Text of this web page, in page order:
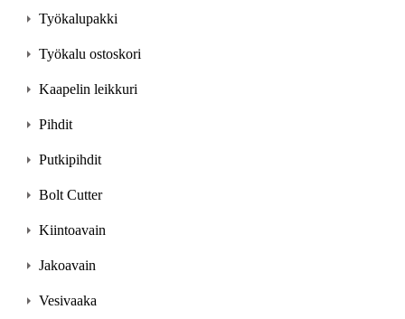
Työkalupakki
Työkalu ostoskori
Kaapelin leikkuri
Pihdit
Putkipihdit
Bolt Cutter
Kiintoavain
Jakoavain
Vesivaaka